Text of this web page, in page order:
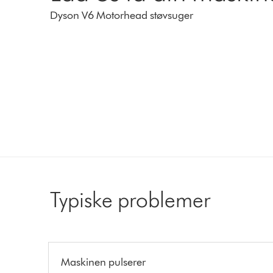
Dyson V6 Motorhead støvsuger
Typiske problemer
Maskinen pulserer